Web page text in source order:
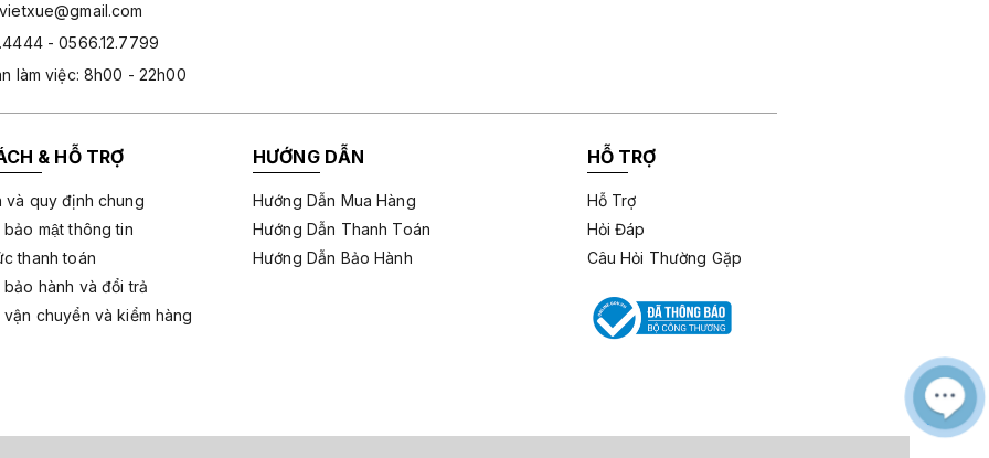
- 0566.12.7799
làm việc: 8h00 - 22h00
& HỖ TRỢ
và quy định chung
bảo mật thông tin
thanh toán
bảo hành và đổi trả
vận chuyển và kiểm hàng
HƯỚNG DẪN
Hướng Dẫn Mua Hàng
Hướng Dẫn Thanh Toán
Hướng Dẫn Bảo Hành
HỖ TRỢ
Hỗ Trợ
Hỏi Đáp
Câu Hỏi Thường Gặp